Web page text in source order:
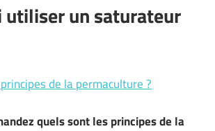
utiliser un saturateur
de la permaculture ?
quels sont les principes de la